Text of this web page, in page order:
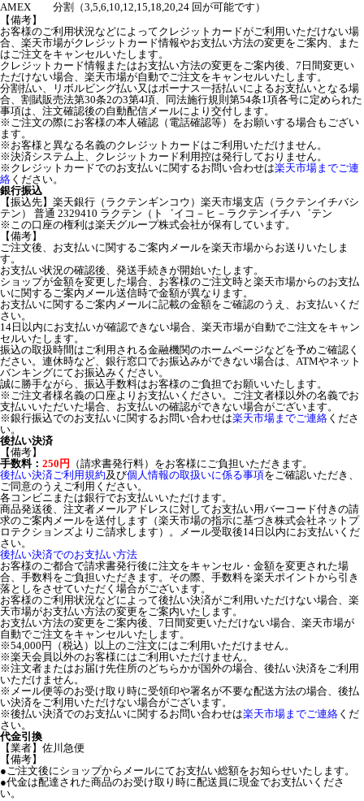
AMEX
分割（3,5,6,10,12,15,18,20,24 回が可能です）
【備考】
お客様のご利用状況などによってクレジットカードがご利用いただけない場
合、楽天市場がクレジットカード情報やお支払い方法の変更をご案内、また
はご注文をキャンセルいたします。
クレジットカード情報またはお支払い方法の変更をご案内後、7日間変更い
ただけない場合、楽天市場が自動でご注文をキャンセルいたします。
分割払い、リボルビング払い又はボーナス一括払いによるお支払いとなる場
合、割賦販売法第30条2の3第4項、同法施行規則第54条1項各号に定められた
事項は、注文確認後の自動配信メールにより交付します。
※ご注文の際にお客様の本人確認（電話確認等）をお願いする場合もござい
ます。
※お客様と異なる名義のクレジットカードはご利用いただけません。
※決済システム上、クレジットカード利用控は発行しておりません。
※クレジットカードでのお支払いに関するお問い合わせは楽天市場までご連
絡 ください。
銀行振込
【振込先】楽天銀行（ラクテンギンコウ）楽天市場支店（ラクテンイチバシ
テン） 普通 2329410 ラクテン（ト゛イコ－ヒ－ラクテンイチハ゛テン
※この口座の権利は楽天グループ株式会社が保有しています。
【備考】
ご注文後、お支払いに関するご案内メールを楽天市場からお送りいたしま
す。
お支払い状況の確認後、発送手続きが開始いたします。
ショップが金額を変更した場合、お客様のご注文時と楽天市場からのお支払
いに関するご案内メール送信時で金額が異なります。
お支払いに関するご案内メールに記載の金額をご確認のうえ、お支払いくだ
さい。
14日以内にお支払いが確認できない場合、楽天市場が自動でご注文をキャン
セルいたします。
振込の取扱時間はご利用される金融機関のホームページなどを予めご確認く
ださい。連休時など、銀行窓口でお振込みができない場合は、ATMやネット
バンキングにてお振込みください。
誠に勝手ながら、振込手数料はお客様のご負担でお願いいたします。
※ご注文者様名義の口座よりお支払いください。ご注文者様以外の名義でお
支払いいただいた場合、お支払いの確認ができない場合がございます。
※銀行振込でのお支払いに関するお問い合わせは楽天市場までご連絡 くださ
い。
後払い決済
【備考】
手数料： 250円
（請求書発行料）をお客様にご負担いただきます。
後払い決済ご利用規約及び個人情報の取扱いに係る事項をご確認いただき、
ご同意のうえご利用ください。
各コンビニまたは銀行でお支払いいただけます。
商品発送後、注文者メールアドレスに対してお支払い用バーコード付きの請
求のご案内メールを送付します（楽天市場の指示に基づき株式会社ネットプ
ロテクションズよりご請求します）。メール受取後14日以内にお支払いくだ
さい。
後払い決済でのお支払い方法
お客様のご都合で請求書発行後に注文をキャンセル・金額を変更された場
合、手数料をご負担いただきます。その際、手数料を楽天ポイントから引き
落としをさせていただく場合がございます。
お客様のご利用状況などによって後払い決済がご利用いただけない場合、楽
天市場がお支払い方法の変更をご案内いたします。
お支払い方法の変更をご案内後、7日間変更いただけない場合、楽天市場が
自動でご注文をキャンセルいたします。
※54,000円（税込）以上のご注文にはご利用いただけません。
※楽天会員以外のお客様にはご利用いただけません。
※注文者またはお届け先住所のどちらかが国外の場合、後払い決済をご利用
いただけません。
※メール便等のお受け取り時に受領印や署名が不要な配送方法の場合、後払
い決済をご利用いただけない場合がございます。
※後払い決済でのお支払いに関するお問い合わせは楽天市場までご連絡 くだ
さい。
代金引換
【業者】佐川急便
【備考】
●ご注文後にショップからメールにてお支払い総額をお知らせいたします。
●代金は配達された商品のお受け取り時に配送員に現金でお支払いくださ
い。